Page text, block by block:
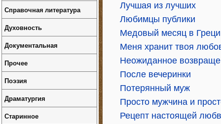
Лучшая из лучших
Любимцы публики
Медовый месяц в
Меня хранит твоя
Неожиданное
После вечеринки
Потерянный муж
Просто мужчина и
Рецепт настоящей
Справочная литература
Духовность
Документальная
Прочее
Поэзия
Драматургия
Старинное